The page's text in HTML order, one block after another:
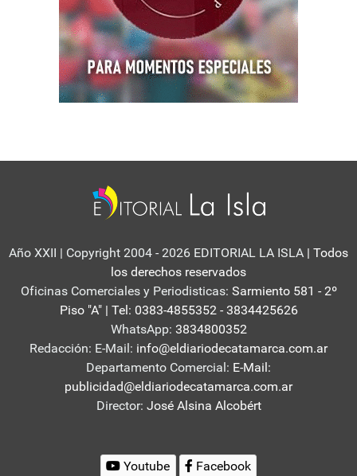
Año XXII | Copyright 2004 - 2026 EDITORIAL LA ISLA | Todos
los derechos reservados
Oficinas Comerciales y Periodisticas: Sarmiento 581 - 2º
Piso "A" | Tel: 0383-4855352 - 3834425626
WhatsApp: 3834800352
Redacción: E-Mail: info@eldiariodecatamarca.com.ar
Departamento Comercial: E-Mail:
publicidad@eldiariodecatamarca.com.ar
Director: José Alsina Alcobért
Youtube Facebook